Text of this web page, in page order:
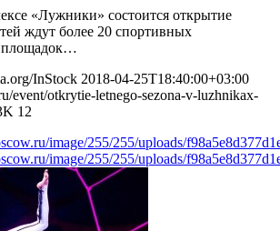
«Лужники» состоится открытие
ждут более 20 спортивных
площадок…
InStock 2018-04-25T18:40:00+03:00
event/otkrytie-letnego-sezona-v-luzhnikax-
12
image/255/255/uploads/
image/255/255/uploads/